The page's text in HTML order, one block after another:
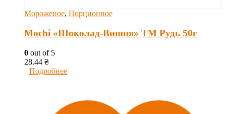
Мороженое, Порционное
Mochi «Шоколад-Вишня» ТМ Рудь 50г
0 out of 5
28.44 ₴
Подробнее